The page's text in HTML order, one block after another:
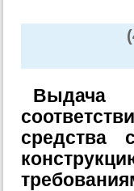
Выдача
средства